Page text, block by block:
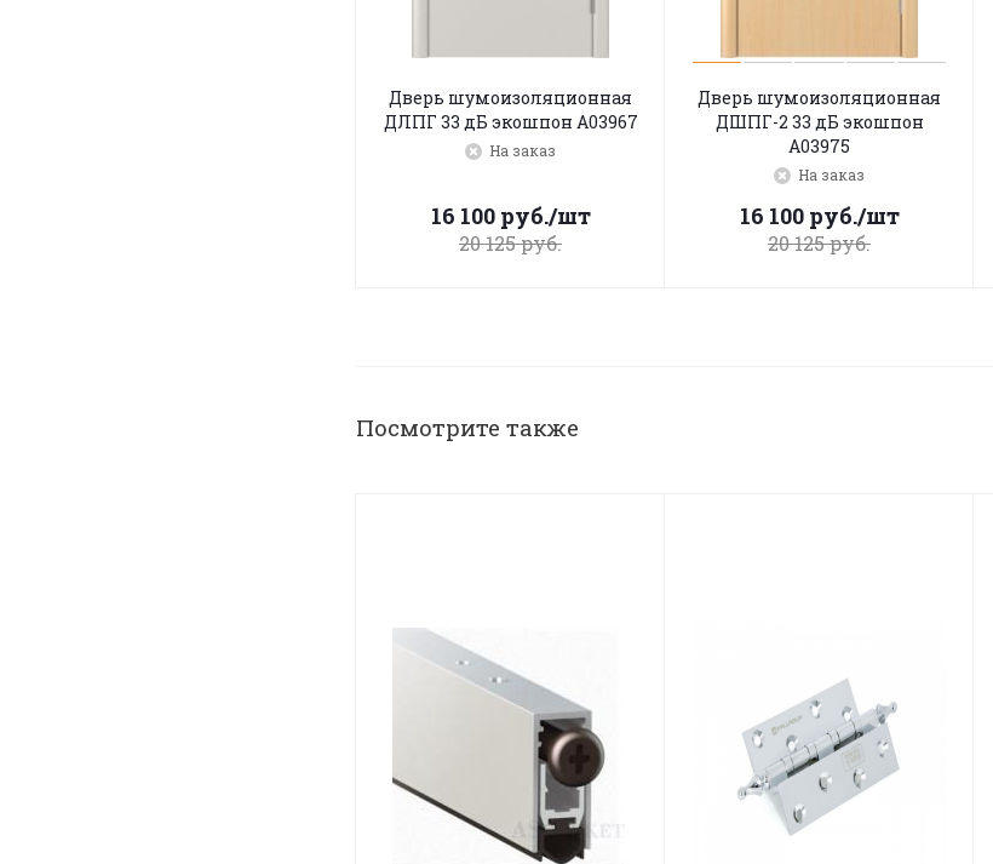
Дверь шумоизоляционная
ДЛПГ 33 дБ экошпон A03967
На заказ
16 100руб./шт
20 125руб.
Дверь шумоизоляционная
ДШПГ-2 33 дБ экошпон
A03975
На заказ
16 100руб./шт
20 125руб.
Посмотрите также